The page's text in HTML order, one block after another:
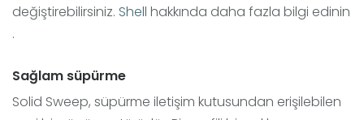
değiştirebilirsiniz. Shell hakkında daha fazla bilgi edinin
.
Sağlam süpürme
Solid Sweep, süpürme iletişim kutusundan erişilebilen